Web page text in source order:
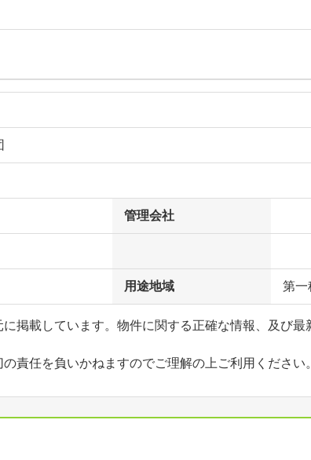
管理会社
用途地域 第一
に掲載しています。物件に関する正確な情報、及び
責任を負いかねますのでご理解の上ご利用ください。